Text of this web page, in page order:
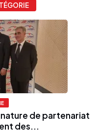
de partenariat
des...